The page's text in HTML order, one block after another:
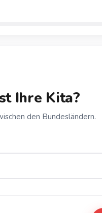
Ihre Kita?
den Bundesländern.